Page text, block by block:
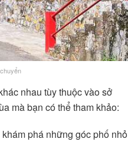
nhau tùy thuộc vào sở
mà bạn có thể tham khảo:
phá những góc phố nhỏ